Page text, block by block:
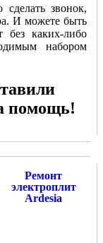
сделать звонок,
И можете быть
без каких-либо
набором
помощь!
Ремонт
электроплит
Ardesia